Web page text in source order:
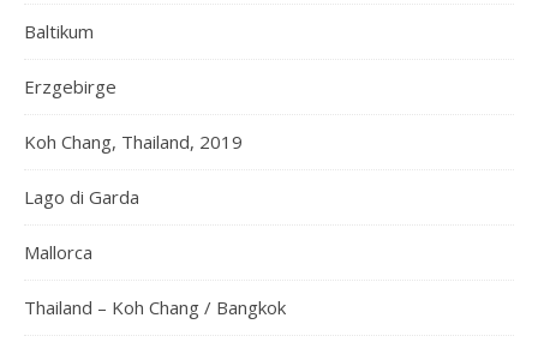
Baltikum
Erzgebirge
Koh Chang, Thailand, 2019
Lago di Garda
Mallorca
Thailand – Koh Chang / Bangkok